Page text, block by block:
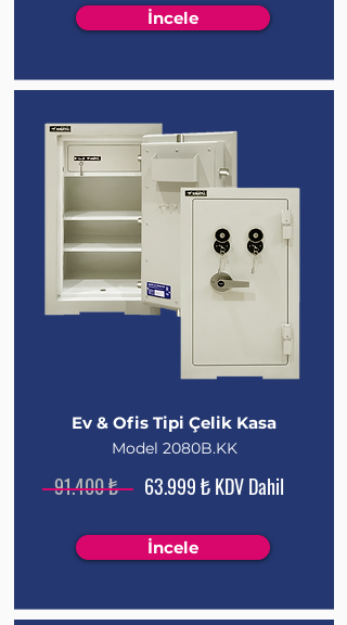
İncele
Ev & Ofis Tipi Çelik Kasa
Model 2080B.KK
91.400 ₺ 63.999 ₺ KDV Dahil
İncele